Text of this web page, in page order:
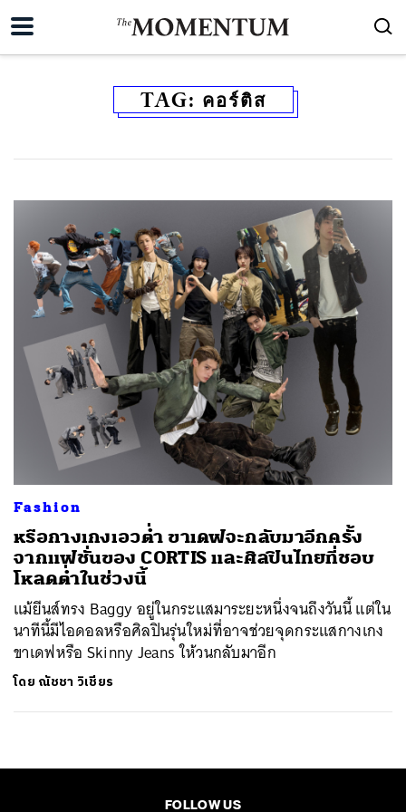
TAG: คอร์ติส
Fashion
หรือกางเกงเอวต่ำ ขาเดฟจะกลับมาอีกครั้ง
จากแฟชั่นของ CORTIS และศิลปินไทยที่ชอบ
โหลดต่ำในช่วงนี้
แม้ยีนส์ทรง Baggy อยู่ในกระแสมาระยะหนึ่งจนถึงวันนี้ แต่ใน
นาทีนี้มีไอดอลหรือศิลปินรุ่นใหม่ที่อาจช่วยจุดกระแสกางเกง
ขาเดฟหรือ Skinny Jeans ให้วนกลับมาอีก
โดย ณัชชา วิเชียร
FOLLOW US
ค้นหา
TWEET LINE EMAIL